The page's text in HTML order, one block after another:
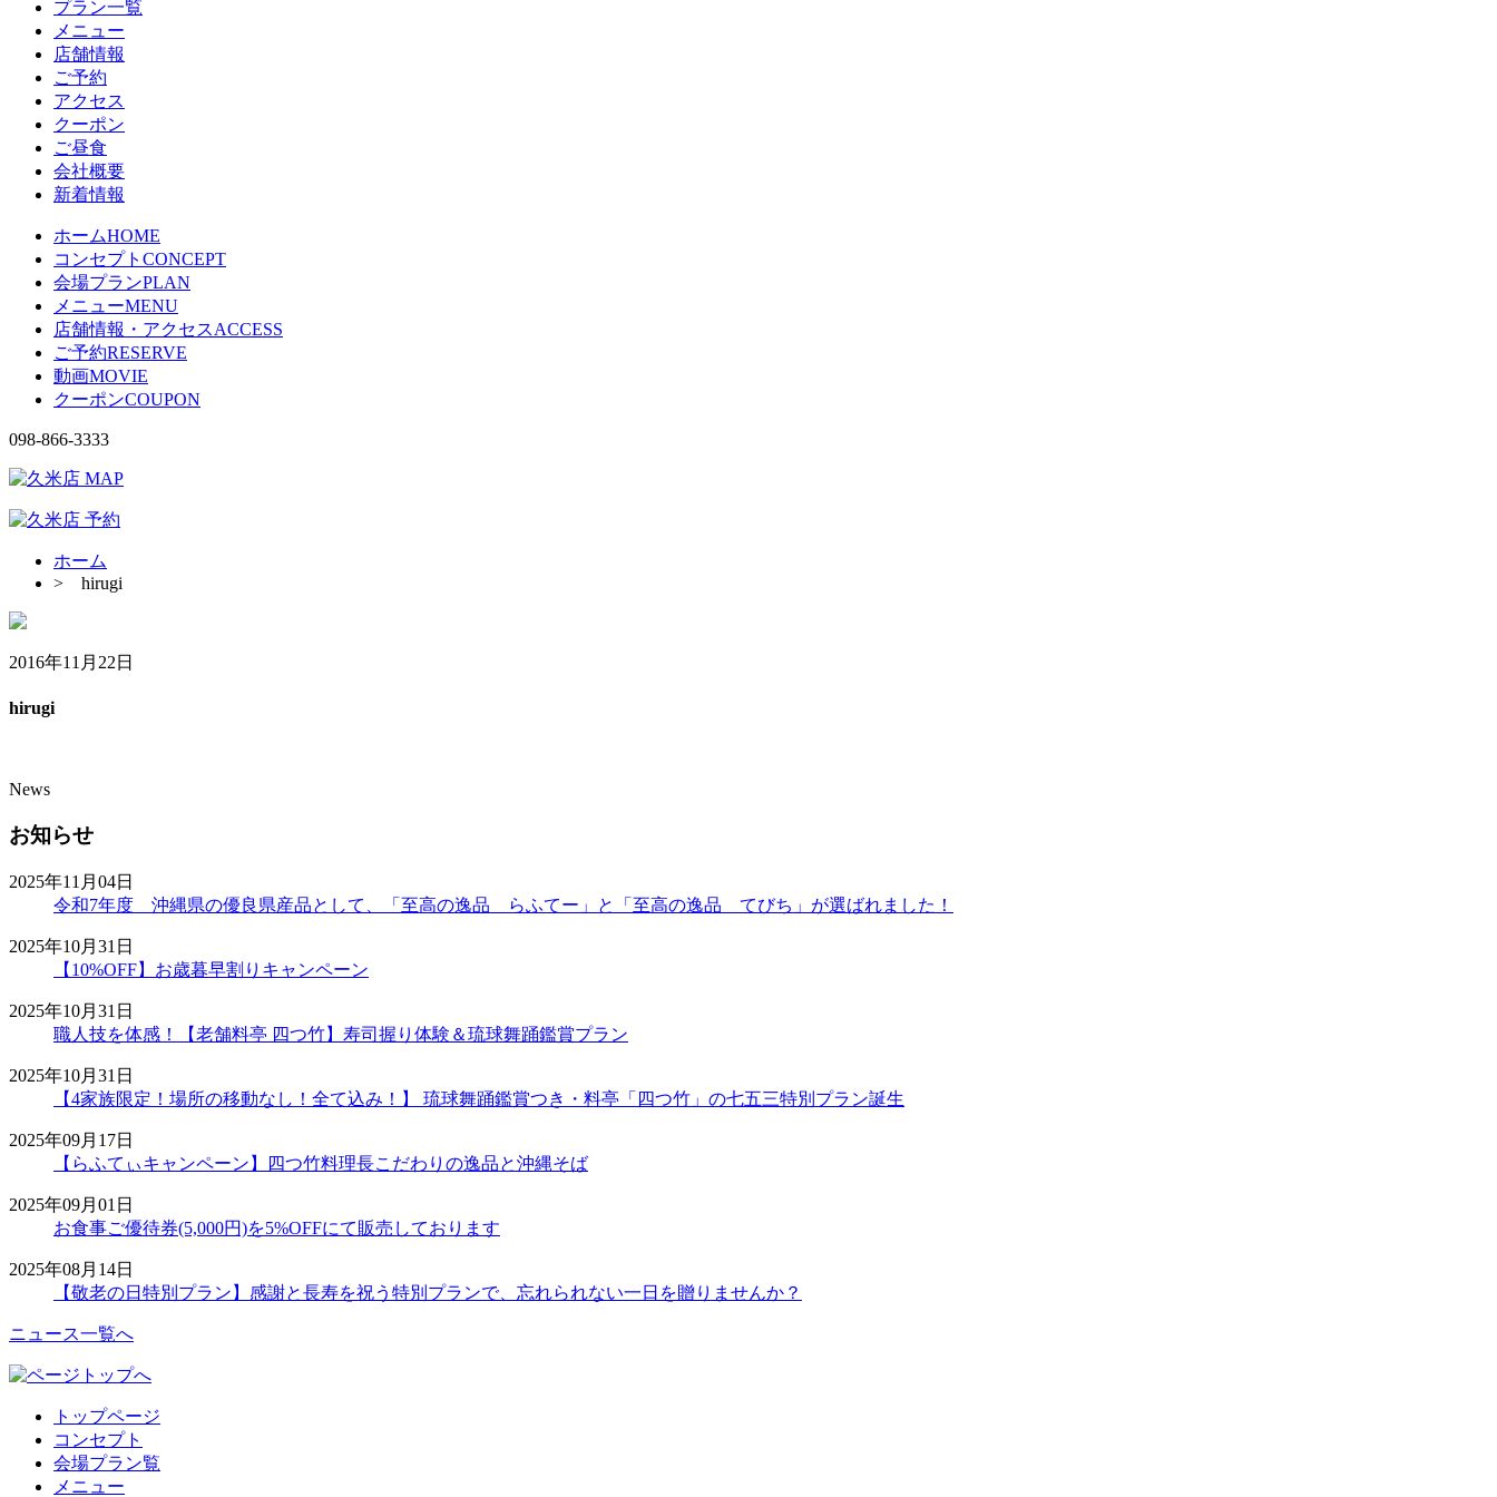
プラン一覧
メニュー
店舗情報
ご予約
アクセス
クーポン
ご昼食
会社概要
新着情報
ホームHOME
コンセプト CONCEPT
会場プランPLAN
メニューMENU
店舗情報・アクセスACCESS
ご予約RESERVE
動画MOVIE
クーポンCOUPON
098-866-3333
ホーム
> hirugi
2016年11月22日
hirugi
News
お知らせ
2025年11月04日
令和7年度 沖縄県の優良県産品として、「至高の逸品 らふてー」と「至高の逸品 てびち」が選ばれました！
2025年10月31日
【10%OFF】お歳暮早割りキャンペーン
2025年10月31日
職人技を体感！【老舗料亭 四つ竹】寿司握り体験＆琉球舞踊鑑賞プラン
2025年10月31日
【4家族限定！場所の移動なし！全て込み！】 琉球舞踊鑑賞つき・料亭「四つ竹」の七五三特別プラン誕生
2025年09月17日
【らふてぃキャンペーン】四つ竹料理長こだわりの逸品と沖縄そば
2025年09月01日
お食事ご優待券(5,000円)を5%OFFにて販売しております
2025年08月14日
【敬老の日特別プラン】感謝と長寿を祝う特別プランで、忘れられない一日を贈りませんか？
ニュース一覧へ
トップページ
コンセプト
会場プラン覧
メニュー